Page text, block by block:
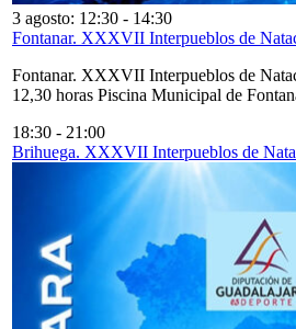
3 agosto: 12:30 - 14:30
Fontanar. XXXVII Interpueblos de
Fontanar. XXXVII Interpueblos de
12,30 horas Piscina Municipal de
18:30 - 21:00
Brihuega. XXXVII Interpueblos de